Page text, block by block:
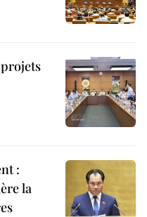
:
la